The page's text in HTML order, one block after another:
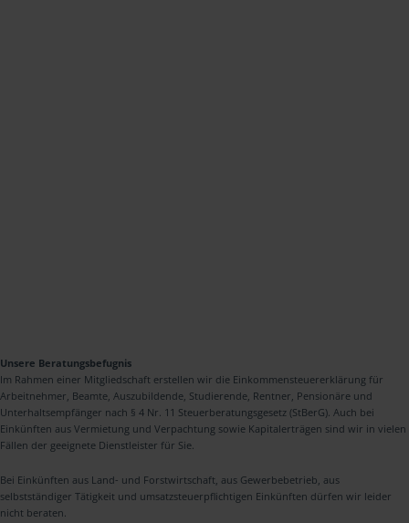
Unsere Beratungsbefugnis
Im Rahmen einer Mitgliedschaft erstellen wir die Einkommensteuererklärung für
Arbeitnehmer, Beamte, Auszubildende, Studierende, Rentner, Pensionäre und
Unterhaltsempfänger nach § 4 Nr. 11 Steuerberatungsgesetz (StBerG). Auch bei
Einkünften aus Vermietung und Verpachtung sowie Kapitalerträgen sind wir in vielen
Fällen der geeignete Dienstleister für Sie.
Bei Einkünften aus Land- und Forstwirtschaft, aus Gewerbebetrieb, aus
selbstständiger Tätigkeit und umsatzsteuerpflichtigen Einkünften dürfen wir leider
nicht beraten.